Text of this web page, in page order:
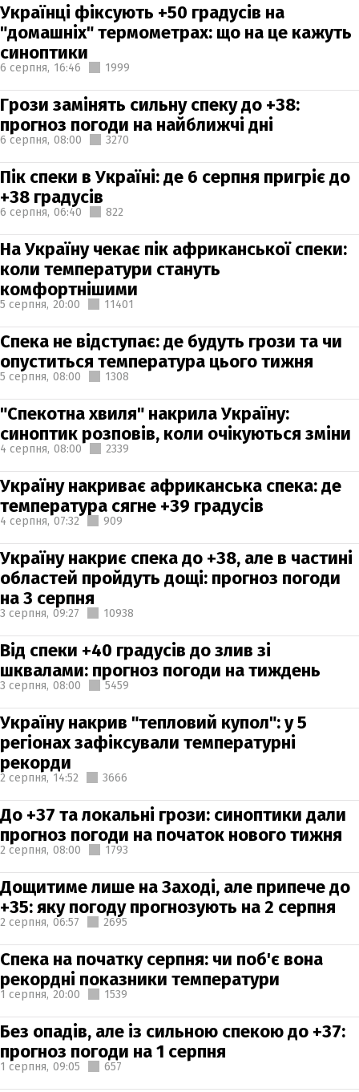
Українці фіксують +50 градусів на
"домашніх" термометрах: що на це кажуть
синоптики
6 серпня, 16:46 1999
Грози замінять сильну спеку до +38:
прогноз погоди на найближчі дні
6 серпня, 08:00 3270
Пік спеки в Україні: де 6 серпня пригріє до
+38 градусів
6 серпня, 06:40 822
На Україну чекає пік африканської спеки:
коли температури стануть
комфортнішими
5 серпня, 20:00 11401
Спека не відступає: де будуть грози та чи
опуститься температура цього тижня
5 серпня, 08:00 1308
"Спекотна хвиля" накрила Україну:
синоптик розповів, коли очікуються зміни
4 серпня, 08:00 2339
Україну накриває африканська спека: де
температура сягне +39 градусів
4 серпня, 07:32 909
Україну накриє спека до +38, але в частині
областей пройдуть дощі: прогноз погоди
на 3 серпня
3 серпня, 09:27 10938
Від спеки +40 градусів до злив зі
шквалами: прогноз погоди на тиждень
3 серпня, 08:00 5459
Україну накрив "тепловий купол": у 5
регіонах зафіксували температурні
рекорди
2 серпня, 14:52 3666
До +37 та локальні грози: синоптики дали
прогноз погоди на початок нового тижня
2 серпня, 08:00 1793
Дощитиме лише на Заході, але припече до
+35: яку погоду прогнозують на 2 серпня
2 серпня, 06:57 2695
Спека на початку серпня: чи поб'є вона
рекордні показники температури
1 серпня, 20:00 1539
Без опадів, але із сильною спекою до +37:
прогноз погоди на 1 серпня
1 серпня, 09:05 657